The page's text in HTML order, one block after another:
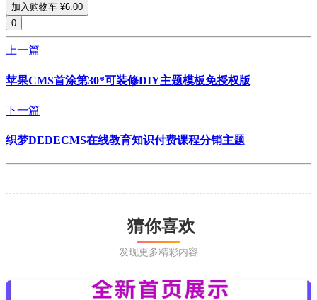
加入购物车 ¥6.00
0
上一篇
苹果CMS首涂第30*可装修DIY主题模板免授权版
下一篇
织梦DEDECMS在线教育知识付费课程分销主题
猜你喜欢
发现更多精彩内容